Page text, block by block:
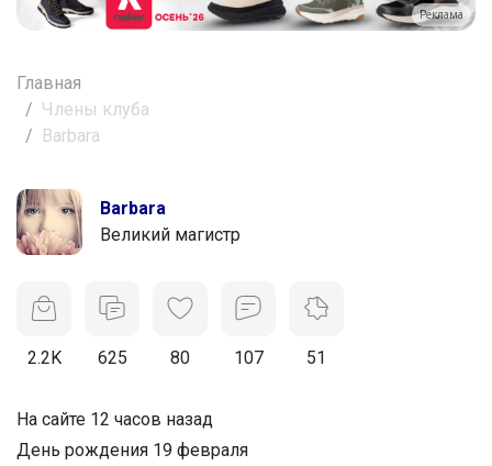
Реклама
Главная
Члены клуба
Barbara
Barbara
Великий магистр
2.2K 625 80 107 51
На сайте 12 часов назад
День рождения 19 февраля